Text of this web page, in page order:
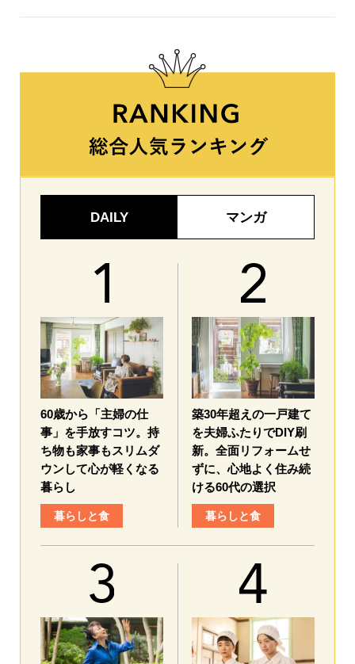
DAILY マンガ
60歳から「主婦の仕
事」を手放すコツ。持
ち物も家事もスリムダ
ウンして心が軽くなる
暮らし
暮らしと食
築30年超えの一戸建て
を夫婦ふたりでDIY刷
新。全面リフォームせ
ずに、心地よく住み続
ける60代の選択
暮らしと食